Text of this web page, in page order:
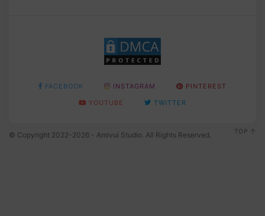
FACEBOOK INSTAGRAM
PINTEREST
YOUTUBE
TWITTER
© Copyright 2022-2026 - Amivui Studio. All Rights Reserved. TOP